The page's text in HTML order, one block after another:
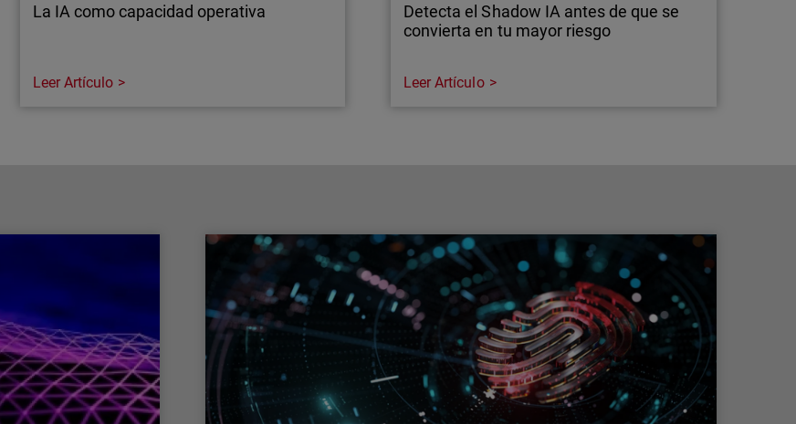
La IA como capacidad operativa
evolucionando hasta convertirse en una
capacidad operativa capaz de actuar a gran
Leer Artículo
Detecta el Shadow IA antes de que se
convierta en tu mayor riesgo
nuevos riesgos de seguridad y conoce
medidas prácticas para detectar el uso no
gestionado de herramientas de IA, proteger los
datos sensibles y mantener el control.
Leer Artículo